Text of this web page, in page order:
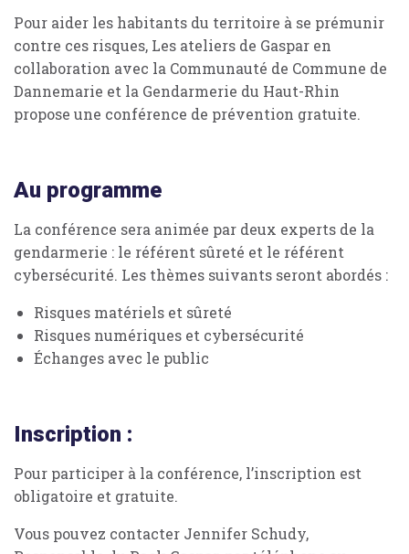
Pour aider les habitants du territoire à se prémunir
contre ces risques, Les ateliers de Gaspar en
collaboration avec la Communauté de Commune de
Dannemarie et la Gendarmerie du Haut-Rhin
propose une conférence de prévention gratuite.
Au programme
La conférence sera animée par deux experts de la
gendarmerie : le référent sûreté et le référent
cybersécurité. Les thèmes suivants seront abordés :
Risques matériels et sûreté
Risques numériques et cybersécurité
Échanges avec le public
Inscription :
Pour participer à la conférence, l’inscription est
obligatoire et gratuite.
Vous pouvez contacter Jennifer Schudy,